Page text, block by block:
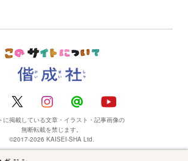
に掲載している文章・イラスト・記事画像の
無断転載を禁じます。
©2017-2026 KAISEI-SHA Ltd.